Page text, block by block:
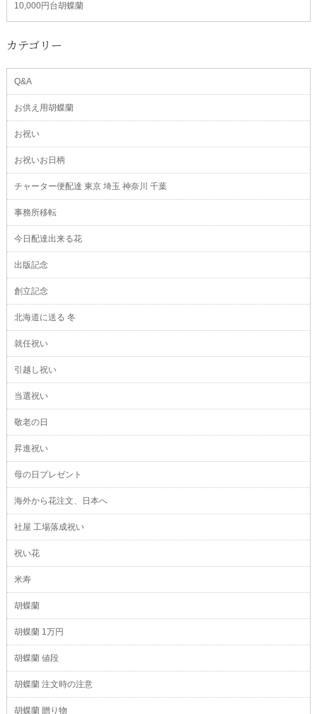
10,000円台胡蝶蘭
カテゴリー
Q&A
お供え用胡蝶蘭
お祝い
お祝いお日柄
チャーター便配達 東京 埼玉 神奈川 千葉
事務所移転
今日配達出来る花
出版記念
創立記念
北海道に送る 冬
就任祝い
引越し祝い
当選祝い
敬老の日
昇進祝い
母の日プレゼント
海外から花注文、日本へ
社屋 工場落成祝い
祝い花
米寿
胡蝶蘭
胡蝶蘭 1万円
胡蝶蘭 値段
胡蝶蘭 注文時の注意
胡蝶蘭 贈り物